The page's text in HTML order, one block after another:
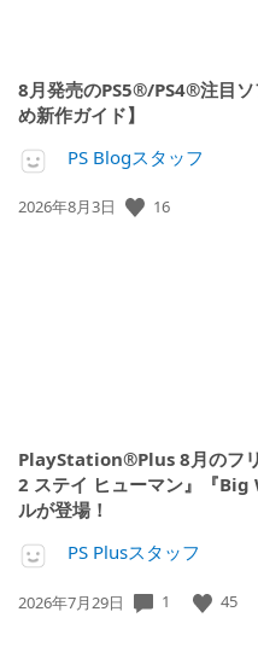
8月発売のPS5®/PS4®注目
め新作ガイド】
PS Blogスタッフ
公
2026年8月3日 16
PlayStation®Plus 8月のフ
2 ステイ ヒューマン』『Big
ルが登場！
PS Plusスタッフ
公
2026年7月29日 1 45